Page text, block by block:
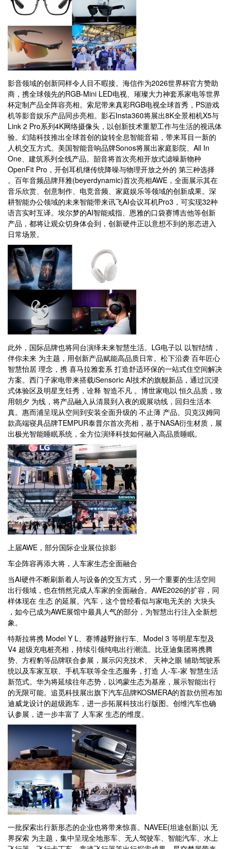
影音领域的创新同样令人目不暇接。海信作为2026世界杯官方赞助
商，携全球领先的RGB-Mini LED电视、璀璨大力神套系家电等世界
杯定制产品全阵容亮相。索尼带来真彩RGB电视全球首秀，PS游戏
机等影音娱乐产品同步亮相。影石Insta360将展出8K全景相机X5与
Link 2 Pro系列4K网络摄像头，以创新技术重塑工作与生活的视讯体
验。幻陆科技推出全球首创的旋转全息智能音箱，带来耳目一新的
人机交互方式。美国智能音响品牌Sonos将展出家庭影院、All In
One、建筑系列全线产品。韶音将首次亮相开放式滤噪新物种
OpenFit Pro，开创耳机继传统降噪与物理开放之外的 第三种选择
。百年音频品牌拜雅(beyerdynamic)首次亮相AWE，全面展示其在
音乐欣赏、创意制作、电竞音频、家庭娱乐等领域的创新成果。深
耕智能办公领域的未来智能带来讯飞AI会议耳机Pro3，可实现32种
语言实时互译。埃尔梦的AI智能戒指、恩雅的口袋赛博吉他等创新
产品，都将让观众切身体会到，创新硬件正以意想不到的形态进入
日常场景。
此外，国际品牌也将同台演绎未来智慧生活。LG电子以 以智结情，
伴你未来 为主题，用创新产品赋能高品质日常。松下沿袭 百年匠心
智慧怡居 理念，携 喜马拉雅套系 打造舒适环保的一站式住空间解决
方案。西门子家电带来搭载iSensoric AI技术的旗舰新品，通过沉浸
式体验区及明星烹饪秀，诠释 智造不凡 。博世家电以 恒久品质，致
用朝夕 为线，将产品融入从清晨到入夜的观展动线，回归生活本
真。惠而浦呈现从空间到安装全面升级的 不止薄 产品。贝克汉姆同
款高端寝具品牌TEMPUR泰普尔首次亮相，基于NASA衍生材质，展
出极光智能睡眠系统，全方位演绎科技如何融入高品质睡眠。
上届AWE，部分国际企业展位掠影
车企阵容再添大将，人车家生态全面融合
当AI硬件不断刷新着人与设备的交互方式，另一个重要的生活空间
出行领域，也在悄然完成人车家的全面融合。AWE2026的扩容，同
样体现在 生态 的延展。汽车，这个曾经看似与家电无关的 大块头
，如今已成为AWE展馆中最具人气的部分，为智慧出行注入全新想
象。
特斯拉将携 Model Y L、赛博越野旅行车、Model 3 等明星车型及
V4 超级充电桩亮相，持续引领纯电出行潮流。比亚迪集团将携腾
势、方程豹等品牌联合参展，展示闪充技术、 天神之眼 辅助驾驶系
统以及车家互联、手机车联等全生态服务，打造 人-车-家 智慧生活
新范式。华为将延续往年态势，以鸿蒙生态为基座，展示智能出行
的无限可能。追觅科技展出旗下汽车品牌KOSMERA的首款仿照布加
迪威龙设计的超级跑车，进一步拓展科技出行版图。创维汽车也确
认参展，进一步丰富了 人车家 生态的维度。
一批探索出行新形态的企业也将带来惊喜。NAVEE(坦途创新)以 无
界探索 为主题，集中呈现全地形车、无人驾驶车、智能汽车、水上